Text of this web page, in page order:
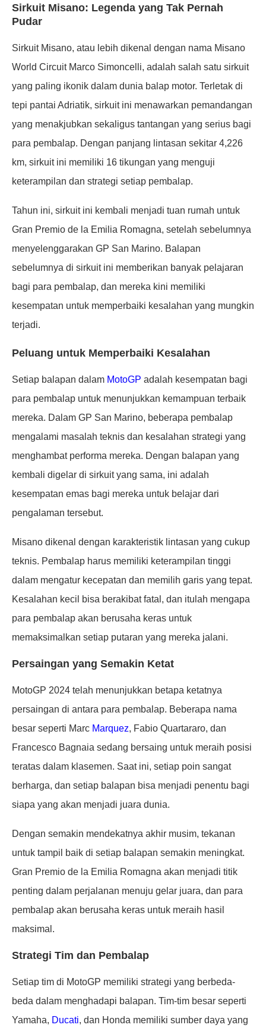
Sirkuit Misano: Legenda yang Tak Pernah
Pudar
Sirkuit Misano, atau lebih dikenal dengan nama Misano
World Circuit Marco Simoncelli, adalah salah satu sirkuit
yang paling ikonik dalam dunia balap motor. Terletak di
tepi pantai Adriatik, sirkuit ini menawarkan pemandangan
yang menakjubkan sekaligus tantangan yang serius bagi
para pembalap. Dengan panjang lintasan sekitar 4,226
km, sirkuit ini memiliki 16 tikungan yang menguji
keterampilan dan strategi setiap pembalap.
Tahun ini, sirkuit ini kembali menjadi tuan rumah untuk
Gran Premio de la Emilia Romagna, setelah sebelumnya
menyelenggarakan GP San Marino. Balapan
sebelumnya di sirkuit ini memberikan banyak pelajaran
bagi para pembalap, dan mereka kini memiliki
kesempatan untuk memperbaiki kesalahan yang mungkin
terjadi.
Peluang untuk Memperbaiki Kesalahan
Setiap balapan dalam MotoGP adalah kesempatan bagi
para pembalap untuk menunjukkan kemampuan terbaik
mereka. Dalam GP San Marino, beberapa pembalap
mengalami masalah teknis dan kesalahan strategi yang
menghambat performa mereka. Dengan balapan yang
kembali digelar di sirkuit yang sama, ini adalah
kesempatan emas bagi mereka untuk belajar dari
pengalaman tersebut.
Misano dikenal dengan karakteristik lintasan yang cukup
teknis. Pembalap harus memiliki keterampilan tinggi
dalam mengatur kecepatan dan memilih garis yang tepat.
Kesalahan kecil bisa berakibat fatal, dan itulah mengapa
para pembalap akan berusaha keras untuk
memaksimalkan setiap putaran yang mereka jalani.
Persaingan yang Semakin Ketat
MotoGP 2024 telah menunjukkan betapa ketatnya
persaingan di antara para pembalap. Beberapa nama
besar seperti Marc Marquez, Fabio Quartararo, dan
Francesco Bagnaia sedang bersaing untuk meraih posisi
teratas dalam klasemen. Saat ini, setiap poin sangat
berharga, dan setiap balapan bisa menjadi penentu bagi
siapa yang akan menjadi juara dunia.
Dengan semakin mendekatnya akhir musim, tekanan
untuk tampil baik di setiap balapan semakin meningkat.
Gran Premio de la Emilia Romagna akan menjadi titik
penting dalam perjalanan menuju gelar juara, dan para
pembalap akan berusaha keras untuk meraih hasil
maksimal.
Strategi Tim dan Pembalap
Setiap tim di MotoGP memiliki strategi yang berbeda-
beda dalam menghadapi balapan. Tim-tim besar seperti
Yamaha, Ducati, dan Honda memiliki sumber daya yang